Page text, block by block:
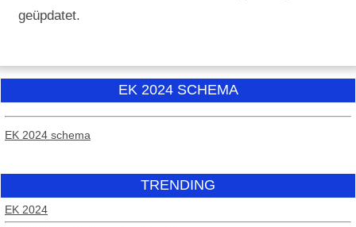
geüpdatet.
EK 2024 SCHEMA
EK 2024 schema
TRENDING
EK 2024